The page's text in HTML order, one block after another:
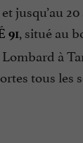
jusqu’au
91, situé au
à
tous les